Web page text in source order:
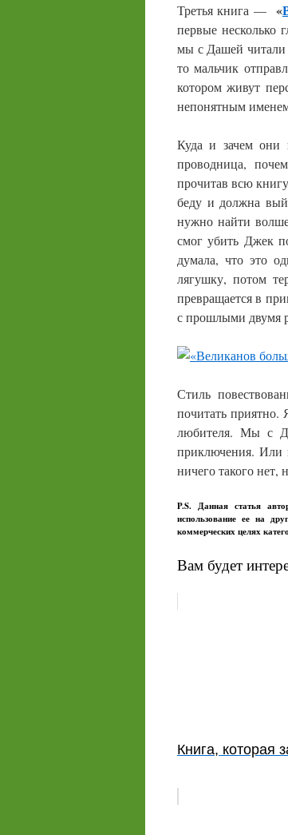
Третья книга — «
первые несколько
мы с Дашей читали
то мальчик
котором живут
непонятным
Куда и зачем
проводница,
прочитав всю
беду и должна
нужно найти
смог убить Джек
думала, что это
лягушку, потом
превращается в
с прошлыми двумя
Стиль
почитать
любителя. Мы с
приключения. Или
ничего такого нет,
P.S. Данная статья
использование ее на
коммерческих целях
Вам будет
Книга, которая